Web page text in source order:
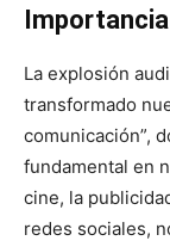
La explosión
transformado
comunicación”,
fundamental en
cine, la
redes sociales,